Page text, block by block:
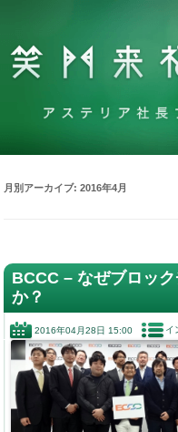
月別アーカイブ:2016年4月
BCCC – なぜブロッ
か？
2016年04月28日 15:00 イ